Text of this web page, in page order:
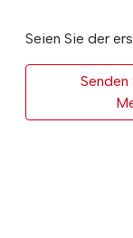
Seien Sie der
Senden